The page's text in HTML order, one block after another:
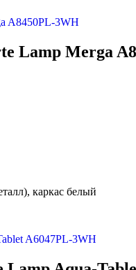
Lamp Merga
каркас белый